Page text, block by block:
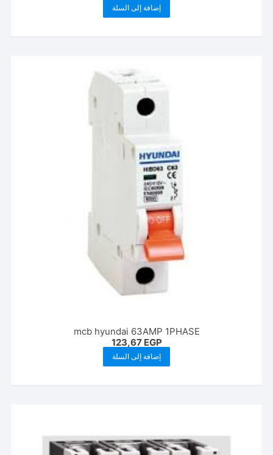
إضافة إلى السلة
mcb hyundai 63AMP 1PHASE
123,67 EGP
إضافة إلى السلة